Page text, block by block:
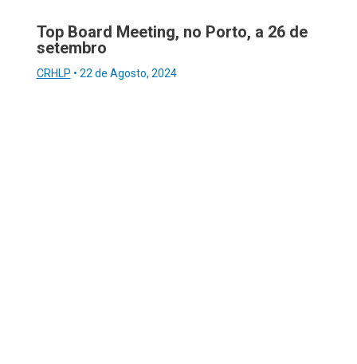
Top Board Meeting, no Porto, a 26 de
setembro
CRHLP • 22 de Agosto, 2024